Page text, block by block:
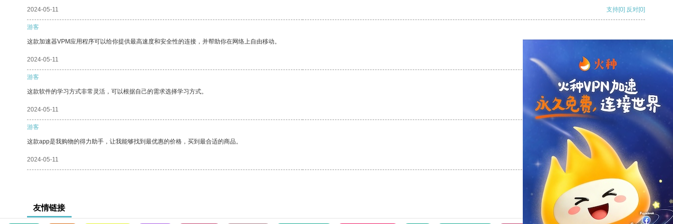
2024-05-11 支持[0] 反对[0]
游客
这款加速器VPM应用程序可以给你提供最高速度和安全性的连接，并帮助你在网络上自由移动。
2024-05-11 支持
游客
这款软件的学习方式非常灵活，可以根据自己的需求选择学习方式。
2024-05-11 支持[0] 反对[0]
游客
这款app是我购物的得力助手，让我能够找到最优惠的价格，买到最合适的商品。
2024-05-11 支持[0] 反对[0]
友情链接